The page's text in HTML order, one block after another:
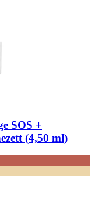
SOS +
(4,50 ml)